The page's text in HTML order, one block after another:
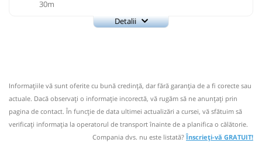
30m
Detalii
Info: +4-0745-145.848;+4-0744-639.252
Nu a circulat?Semnalați aici (12 comentarii)
NOU!Pune poze din călătoria ta⤣
Informaţiile vă sunt oferite cu bună credinţă, dar fără garanţia de a fi corecte sau
actuale. Dacă observați o informaţie incorectă, vă rugăm să ne anunțați prin
pagina de contact. În funcție de data ultimei actualizări a cursei, vă sfătuim să
verificaţi informaţia la operatorul de transport înainte de a planifica o călătorie.
Compania dvs. nu este listată?Înscrieți-vă GRATUIT!